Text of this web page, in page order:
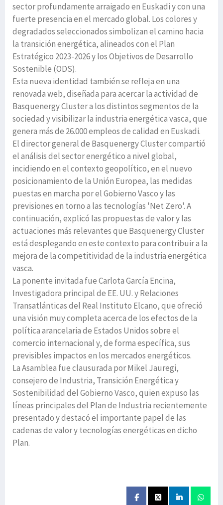
sector profundamente arraigado en Euskadi y con una
fuerte presencia en el mercado global. Los colores y
degradados seleccionados simbolizan el camino hacia
la transición energética, alineados con el Plan
Estratégico 2023-2026 y los Objetivos de Desarrollo
Sostenible (ODS).
Esta nueva identidad también se refleja en una
renovada web, diseñada para acercar la actividad de
Basquenergy Cluster a los distintos segmentos de la
sociedad y visibilizar la industria energética vasca, que
genera más de 26.000 empleos de calidad en Euskadi.
El director general de Basquenergy Cluster compartió
el análisis del sector energético a nivel global,
incidiendo en el contexto geopolítico, en el nuevo
posicionamiento de la Unión Europea, las medidas
puestas en marcha por el Gobierno Vasco y las
previsiones en torno a las tecnologías 'Net Zero'. A
continuación, explicó las propuestas de valor y las
actuaciones más relevantes que Basquenergy Cluster
está desplegando en este contexto para contribuir a la
mejora de la competitividad de la industria energética
vasca.
La ponente invitada fue Carlota García Encina,
Investigadora principal de EE. UU. y Relaciones
Transatlánticas del Real Instituto Elcano, que ofreció
una visión muy completa acerca de los efectos de la
política arancelaria de Estados Unidos sobre el
comercio internacional y, de forma específica, sus
previsibles impactos en los mercados energéticos.
La Asamblea fue clausurada por Mikel Jauregi,
consejero de Industria, Transición Energética y
Sostenibilidad del Gobierno Vasco, quien expuso las
líneas principales del Plan de Industria recientemente
presentado y destacó el importante papel de las
cadenas de valor y tecnologías energéticas en dicho
Plan.